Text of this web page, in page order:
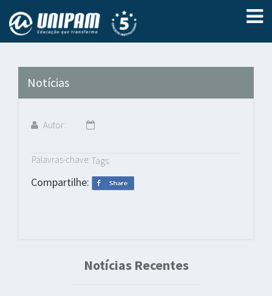
Notícias
Autor:
Palavras-chave: Tags:
Compartilhe:
Notícias Recentes